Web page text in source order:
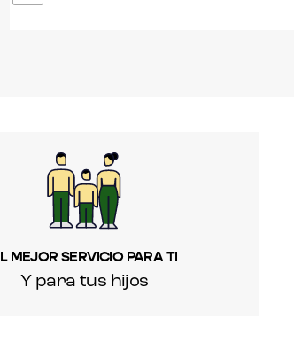
MEJOR SERVICIO PARA TI
Y para tus hijos